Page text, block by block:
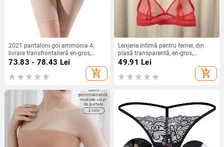
2021 pantaloni goi ammonia 4,
livrare transfrontalieră en-gros,
lenjerie intimă din bumbac, anti-
lumină, anti-uzură, boxeri pentru
femei
73.83 - 78.43 Lei
add_shopping_cart
Lenjerie intimă pentru femei, din
plasă transparentă, en-gros,
europeană și americană,
transfrontalieră, ultra-subțire, din
dantelă, fără rame, triunghi, cupă,
49.91 Lei
add_shopping_cart